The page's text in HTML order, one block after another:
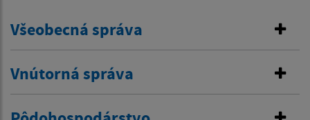
Všeobecná správa
Vnútorná správa